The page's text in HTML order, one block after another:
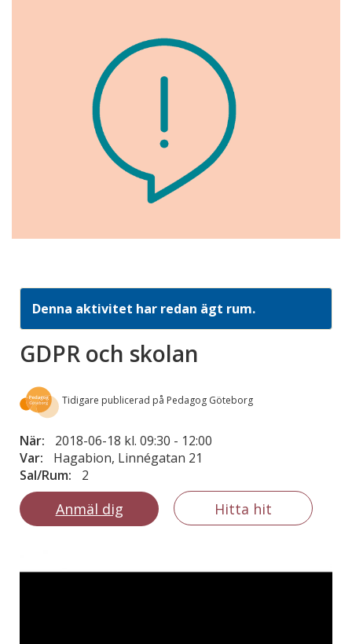
Denna aktivitet har redan ägt rum.
GDPR och skolan
Tidigare publicerad på Pedagog Göteborg
När: 2018-06-18 kl. 09:30 - 12:00
Var:
Hagabion, Linnégatan 21
Sal/Rum:
2
Anmäl dig Hitta hit